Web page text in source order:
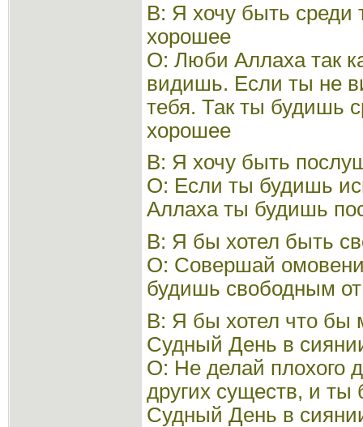
В: Я хочу быть среди
хорошее
О: Люби Аллаха так
видишь. Если ты не
тебя. Так ты будишь
хорошее
В: Я хочу быть
О: Если ты будишь
Аллаха ты будишь
В: Я бы хотел быть
О: Совершай
будишь свободным от
В: Я бы хотел что бы
Судный День в
О: Не делай плохого
других существ, и ты
Судный День в